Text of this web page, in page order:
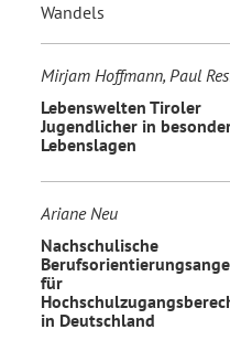
Wandels
Mirjam Hoffmann, Paul
Lebenswelten Tiroler
Jugendlicher in
Lebenslagen
Ariane Neu
Nachschulische
für
in Deutschland